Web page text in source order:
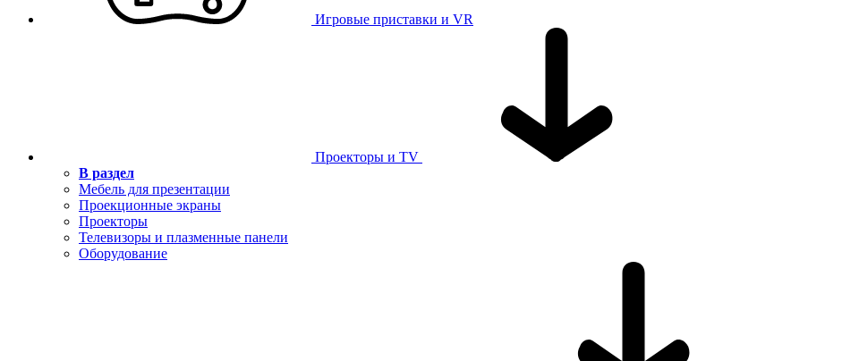
Игровые приставки и VR
Проекторы и TV
В раздел
Мебель для презентации
Проекционные экраны
Проекторы
Телевизоры и плазменные панели
Оборудование